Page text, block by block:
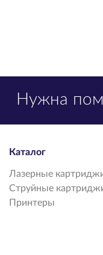
Нужна
Каталог
Лазерные
Струйные
Принтеры